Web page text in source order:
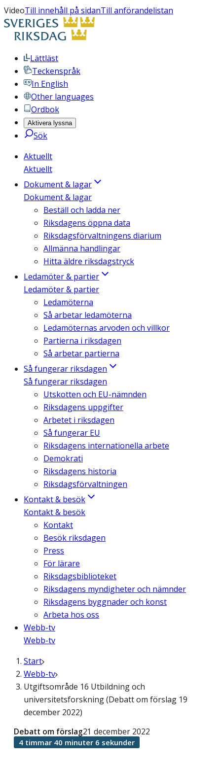
VideoTill innehåll på sidanTill anförandelistan
Lättläst
Teckenspråk
In English
Other languages
Ordbok
Aktivera lyssna
Sök
Aktuellt
Aktuellt
Dokument & lagar
Dokument & lagar
Beställ och ladda ner
Riksdagens öppna data
Riksdagsförvaltningens diarium
Allmänna handlingar
Hitta äldre riksdagstryck
Ledamöter & partier
Ledamöter & partier
Ledamöterna
Så arbetar ledamöterna
Ledamöternas arvoden och villkor
Partierna i riksdagen
Så arbetar partierna
Så fungerar riksdagen
Så fungerar riksdagen
Utskotten och EU-nämnden
Riksdagens uppgifter
Arbetet i riksdagen
Så fungerar EU
Riksdagens internationella arbete
Demokrati
Riksdagens historia
Riksdagsförvaltningen
Kontakt & besök
Kontakt & besök
Kontakt
Besök riksdagen
Press
För lärare
Riksdagsbiblioteket
Riksdagens myndigheter och nämnder
Riksdagens byggnader och konst
Arbeta hos oss
Webb-tv
Webb-tv
Start
Webb-tv
Utgiftsområde 16 Utbildning och
universitetsforskning (Debatt om förslag 19
december 2022)
Debatt om förslag21 december 2022
4 timmar 40 minuter 6 sekunder